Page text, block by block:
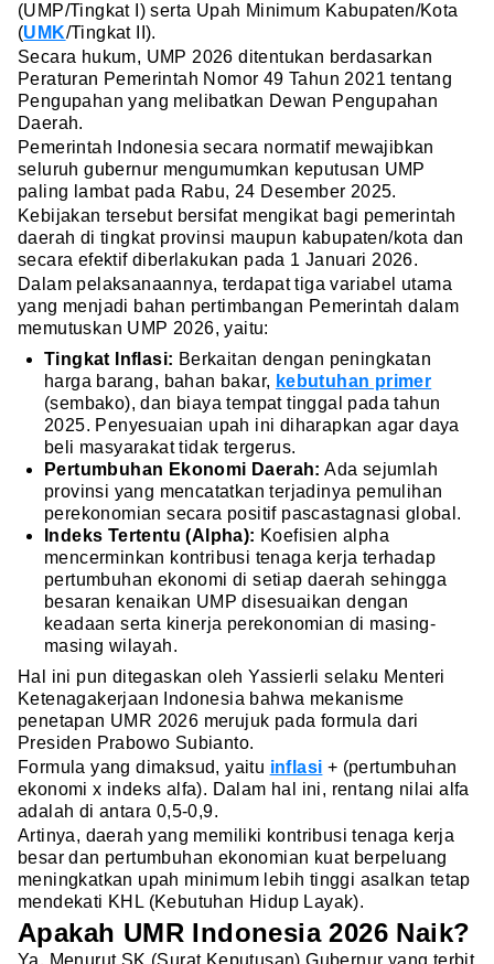
(UMP/Tingkat I) serta Upah Minimum Kabupaten/Kota
(UMK/Tingkat II).
Secara hukum, UMP 2026 ditentukan berdasarkan
Peraturan Pemerintah Nomor 49 Tahun 2021 tentang
Pengupahan yang melibatkan Dewan Pengupahan
Daerah.
Pemerintah Indonesia secara normatif mewajibkan
seluruh gubernur mengumumkan keputusan UMP
paling lambat pada Rabu, 24 Desember 2025.
Kebijakan tersebut bersifat mengikat bagi pemerintah
daerah di tingkat provinsi maupun kabupaten/kota dan
secara efektif diberlakukan pada 1 Januari 2026.
Dalam pelaksanaannya, terdapat tiga variabel utama
yang menjadi bahan pertimbangan Pemerintah dalam
memutuskan UMP 2026, yaitu:
Tingkat Inflasi: Berkaitan dengan peningkatan
harga barang, bahan bakar, kebutuhan primer
(sembako), dan biaya tempat tinggal pada tahun
2025. Penyesuaian upah ini diharapkan agar daya
beli masyarakat tidak tergerus.
Pertumbuhan Ekonomi Daerah: Ada sejumlah
provinsi yang mencatatkan terjadinya pemulihan
perekonomian secara positif pascastagnasi global.
Indeks Tertentu (Alpha): Koefisien alpha
mencerminkan kontribusi tenaga kerja terhadap
pertumbuhan ekonomi di setiap daerah sehingga
besaran kenaikan UMP disesuaikan dengan
keadaan serta kinerja perekonomian di masing-
masing wilayah.
Hal ini pun ditegaskan oleh Yassierli selaku Menteri
Ketenagakerjaan Indonesia bahwa mekanisme
penetapan UMR 2026 merujuk pada formula dari
Presiden Prabowo Subianto.
Formula yang dimaksud, yaitu inflasi + (pertumbuhan
ekonomi x indeks alfa). Dalam hal ini, rentang nilai alfa
adalah di antara 0,5-0,9.
Artinya, daerah yang memiliki kontribusi tenaga kerja
besar dan pertumbuhan ekonomian kuat berpeluang
meningkatkan upah minimum lebih tinggi asalkan tetap
mendekati KHL (Kebutuhan Hidup Layak).
Apakah UMR Indonesia 2026 Naik?